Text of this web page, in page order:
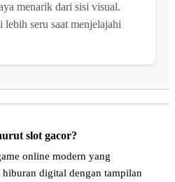
menarik dari sisi visual.
seru saat menjelajahi
slot gacor?
online modern yang
digital dengan tampilan